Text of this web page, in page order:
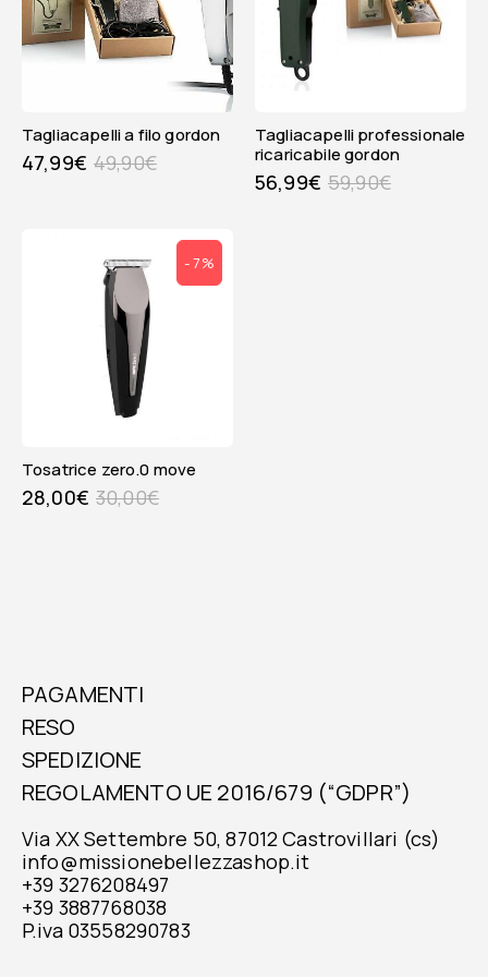
tagliacapelli a filo gordon
49,90€
47,99€
tagliacapelli professionale
ricaricabile gordon
59,90€
56,99€
- 7%
tosatrice zero.0 move
30,00€
28,00€
PAGAMENTI
RESO
SPEDIZIONE
REGOLAMENTO UE 2016/679 (“GDPR”)
Via XX Settembre 50, 87012 Castrovillari (cs)
info@missionebellezzashop.it
+39 3276208497
+39 3887768038
P.iva 03558290783